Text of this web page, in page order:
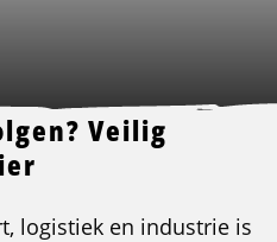
Veilig
logistiek en industrie is